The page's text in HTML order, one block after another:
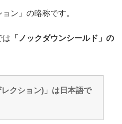
ン」の略称です。
は 「ノックダウンシールド」の
クション)」は日本語で